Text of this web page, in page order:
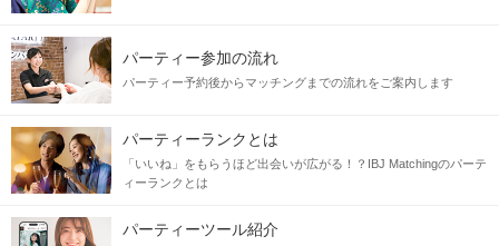
＼日本初上陸のホテル！パーティースペース貸切／
高級感あるクラシックな空間。
パーティー参加の流れ
パーティー予約後からマッチングまでの流れをご案内します
パーティーランクとは
「いいね」をもらうほど出会いが広がる！？IBJ Matchingのパーテ
ィーランクとは
パーティーツール紹介